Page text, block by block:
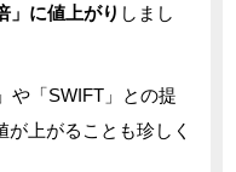
」に値上がり しまし
や「SWIFT」との提
上がることも珍しく